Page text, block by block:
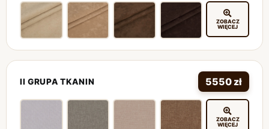
ZOBACZ
WIĘCEJ
II GRUPA TKANIN 5550 zł
ZOBACZ
WIĘCEJ